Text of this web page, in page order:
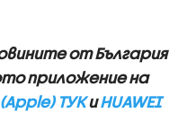
от България
приложение на
ТУКиHUAWEI